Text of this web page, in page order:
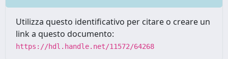
Utilizza questo identificativo per citare o creare un
link a questo documento:
https://hdl.handle.net/11572/64268